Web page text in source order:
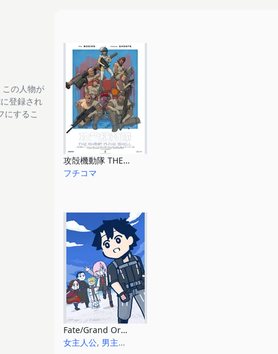
の人物が
登録され
にするこ
攻殻機動隊 THE GHOST IN THE SHELL
フチコマ
Fate/Grand Order 藤丸立香はわからない Season3
女主人公, 男主人公